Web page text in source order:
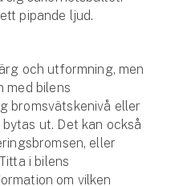
pipande ljud.
och utformning, men
med bilens
bromsvätskenivå eller
ut. Det kan också
eller
i bilens
om vilken